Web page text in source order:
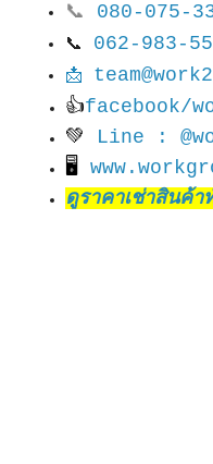
📞 080-075-
📞 062-983-
📩
👍facebook/
💚
Line :
🖥
ดูราคาเช่าสินค้